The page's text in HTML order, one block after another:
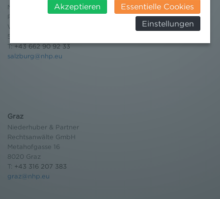
Niederhuber & Partner
Rechtsanwälte GmbH
Wilhelm-Spazier-Straße 2a
5020 Salzburg
T:+43 662 90 92 33
salzburg@nhp.eu
Graz
Niederhuber & Partner
Rechtsanwälte GmbH
Metahofgasse 16
8020 Graz
T: +43 316 207 383
graz@nhp.eu
insbesondere das Risiko, dass ihre Daten durch US-
Behörden, zu Kontroll- und zu
Überwachungszwecken, verarbeitet werden und
werden können. Zudem finden Sie am
Bildschirmrand ein Cookie-Icon wo Sie jederzeit Ihre
Akzeptieren
Essentielle Cookies
Einstellungen